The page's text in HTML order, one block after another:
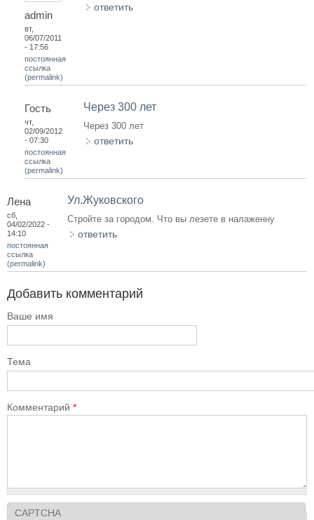
admin
вт,
06/07/2011
- 17:56
постоянная
ссылка
(permalink)
ответить
Гость
чт,
02/09/2012
- 07:30
постоянная
ссылка
(permalink)
Через 300 лет
Через 300 лет
ответить
Лена
сб,
04/02/2022 -
14:10
постоянная
ссылка
(permalink)
Ул.Жуковского
Стройте за городом. Что вы лезете в налаженну
ответить
Добавить комментарий
Ваше имя
Тема
Комментарий *
CAPTCHA